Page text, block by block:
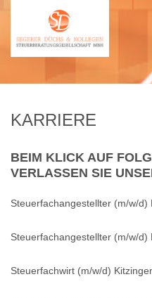
KARRIERE
BEIM KLICK AUF
VERLASSEN SIE
Steuerfachangestellter (m/w/d)
Steuerfachangestellter (m/w/d)
Steuerfachwirt (m/w/d)